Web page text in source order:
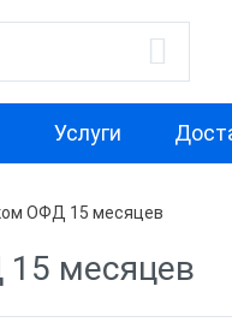
Услуги
Срок
Коды
ОФД 15 месяцев
месяцев